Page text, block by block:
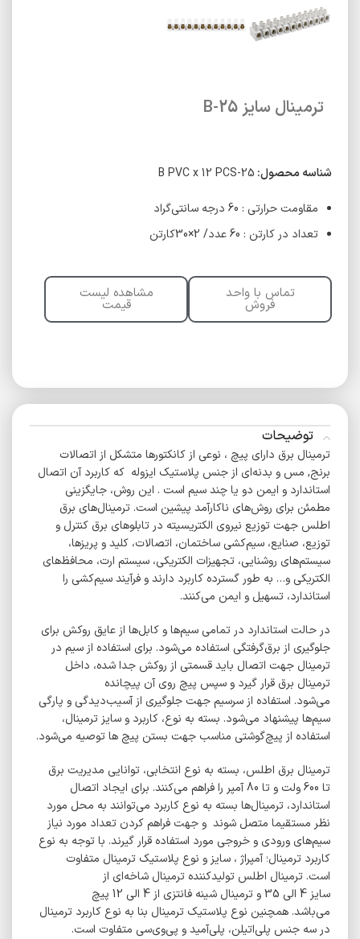
ترمینال سایز 25-B
شناسه محصول: 25-B PVC x 12 PCS
مقاومت حرارتی : 60 درجه سانتی‌گراد
تعداد در کارتن : 60 عدد/ 2×30کارتن
تماس با واحد
فروش
مشاهده لیست
قیمت
توضیحات
ترمینال برق دارای پیچ ، نوعی از کانکتورها متشکل از اتصالات
برنج, مس و بدنه‌ای از جنس پلاستیک ایزوله که کاربرد آن اتصال
استاندارد و ایمن دو یا چند سیم است . این روش، جایگزینی
مطمئن برای روش‌های ناکارآمد پیشین است. ترمینال‌های برق
اطلس جهت توزیع نیروی الکتریسیته در تابلوهای برق کنترل و
توزیع، صنایع، سیم‌کشی ساختمان، اتصالات، کلید و پریزها،
سیستم‌های روشنایی، تجهیزات الکتریکی، سیستم ارت، محافظ‌های
الکتریکی و… به طور گسترده کاربرد دارند و فرآیند سیم‌کشی را
استاندارد، تسهیل و ایمن می‌کنند.
در حالت استاندارد در تمامی سیم‌ها و کابل‌ها از عایق روکش برای
جلوگیری از برق‌گرفتگی استفاده می‌شود. برای استفاده از سیم در
ترمینال جهت اتصال باید قسمتی از روکش جدا شده، داخل
ترمینال برق قرار گیرد و سپس پیچ روی آن پیچانده
می‌شود. استفاده از سرسیم جهت جلوگیری از آسیب‌دیدگی و پارگی
سیم‌ها پیشنهاد می‌شود. بسته به نوع، کاربرد و سایز ترمینال،
استفاده از پیچ‌گوشتی مناسب جهت بستن پیچ ها توصیه می‌شود.
ترمینال برق اطلس، بسته به نوع انتخابی، توانایی مدیریت برق
تا 600 ولت و تا 80 آمپر را فراهم می‌کنند. برای ایجاد اتصال
استاندارد، ترمینال‌ها بسته به نوع کاربرد می‌توانند به محل مورد
نظر مستقیما متصل شوند و جهت فراهم کردن تعداد مورد نیاز
سیم‌های ورودی و خروجی مورد استفاده قرار گیرند. با توجه به نوع
کاربرد ترمینال؛ آمپراژ ، سایز و نوع پلاستیک ترمینال متفاوت
است. ترمینال اطلس تولیدکننده ترمینال شاخه‌ای از
سایز 4 الی 35 و ترمینال شینه فانتزی از 4 الی 12 پیچ
می‌باشد. همچنین نوع پلاستیک ترمینال بنا به نوع کاربرد ترمینال
در سه جنس پلی‌اتیلن، پلی‌‌آمید و پی‌وی‌سی متفاوت است.